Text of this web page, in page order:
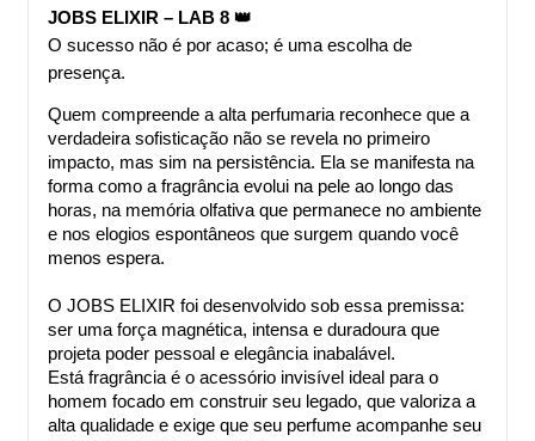
JOBS ELIXIR – LAB 8 👑
O sucesso não é por acaso; é uma escolha de
presença.
Quem compreende a alta perfumaria reconhece que a
verdadeira sofisticação não se revela no primeiro
impacto, mas sim na persistência. Ela se manifesta na
forma como a fragrância evolui na pele ao longo das
horas, na memória olfativa que permanece no ambiente
e nos elogios espontâneos que surgem quando você
menos espera.
O JOBS ELIXIR foi desenvolvido sob essa premissa:
ser uma força magnética, intensa e duradoura que
projeta poder pessoal e elegância inabalável.
Está fragrância é o acessório invisível ideal para o
homem focado em construir seu legado, que valoriza a
alta qualidade e exige que seu perfume acompanhe seu